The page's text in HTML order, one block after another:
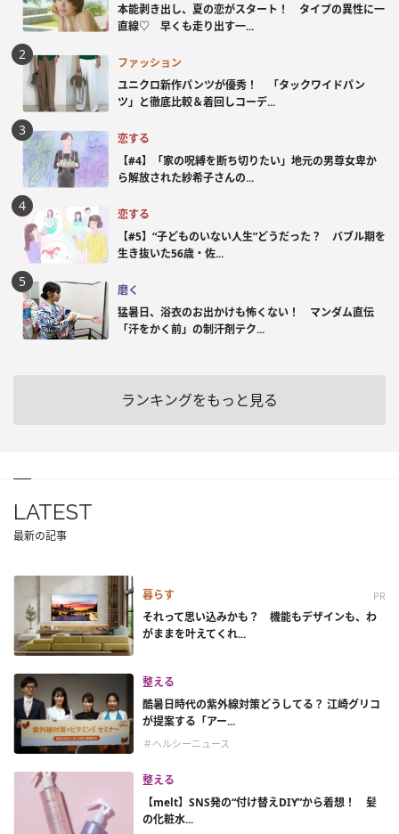
本能剥き出し、夏の恋がスタート！ タイプの異性に一
直線♡ 早くも走り出す一...
ファッション
ユニクロ新作パンツが優秀！ 「タックワイドパン
ツ」と徹底比較＆着回しコーデ...
恋する
【#4】「家の呪縛を断ち切りたい」地元の男尊女卑か
ら解放された紗希子さんの...
恋する
【#5】“子どものいない人生”どうだった？ バブル期を
生き抜いた56歳・佐...
磨く
猛暑日、浴衣のお出かけも怖くない！ マンダム直伝
「汗をかく前」の制汗剤テク...
ランキングをもっと見る
LATEST
最新の記事
暮らす PR
それって思い込みかも？ 機能もデザインも、わ
がままを叶えてくれ...
整える
酷暑日時代の紫外線対策どうしてる？ 江崎グリコ
が提案する「アー...
＃ヘルシーニュース
整える
【melt】SNS発の“付け替えDIY”から着想！ 髪
の化粧水...